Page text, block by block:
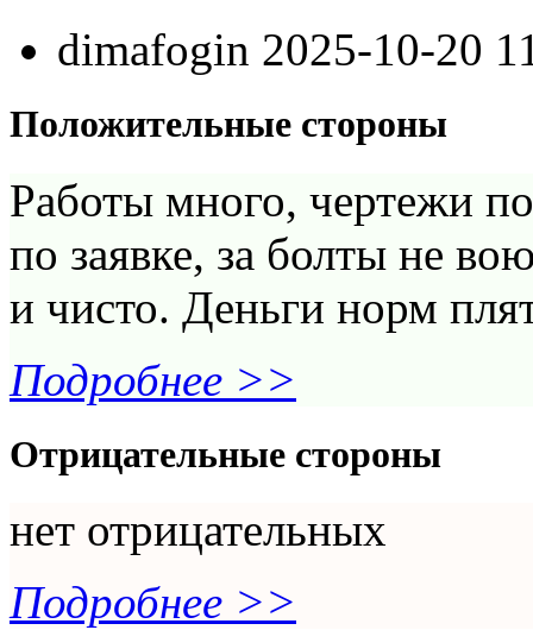
dimafogin 2025-10-20
Положительные стороны
Работы много, чертежи
по заявке, за болты не
и чисто. Деньги норм
Подробнее >>
Отрицательные стороны
нет отрицательных
Подробнее >>